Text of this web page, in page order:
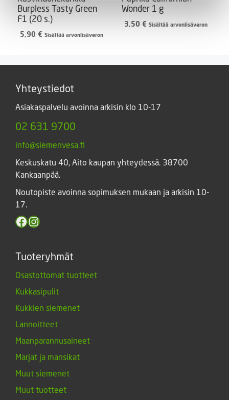
Burpless Tasty Green
F1 (20 s.)
5,90 € Sisältää arvonlisäveron
Wonder 1 g
3,50 € Sisältää arvonlisäveron
Yhteystiedot
Asiakaspalvelu avoinna arkisin klo 10-17
02 631 9700
info@siemenvesa.fi
Keskuskatu 40, Aito kaupan yhteydessä. 38700
Kankaanpää.
Noutopiste avoinna sopimuksen mukaan ja arkisin 10-
17.
Facebook
Instagram
Tuoteryhmät
Osastottomat tuotteet
Kukkasipulit
Kukkien siemenet
Lannoitteet
Maanparannusaineet
Marjat ja mansikat
Muut siemenet
Muut tuotteet